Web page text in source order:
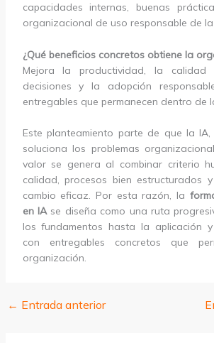
capacidades internas, buenas
organizacional de uso responsable de la
¿Qué beneficios concretos obtiene la
Mejora la productividad, la
decisiones y la adopción
entregables que permanecen dentro de
Este planteamiento parte de que la
soluciona los problemas
valor se genera al combinar criterio
calidad, procesos bien estructurados
cambio eficaz. Por esta razón, la
en IAse diseña como una ruta
los fundamentos hasta la aplicación y
con entregables concretos que
organización.
← Entrada anterior